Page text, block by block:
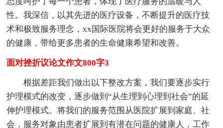
性。我深信，以其先进的医疗设备，不断提升的医疗技
术和极致服务理念，xx国际医院将会更好的服务于大众
的健康，带给更多患者的生命健康希望和改善。
面对挫折议论文作文800字3
根据差距我们做出以下整改方案，我们要逐步实行
护理模式的改变，逐步做到“从生理到心理到社会”的延
伸护理模式。将我们的服务范围从医院扩展到家庭、社
会，服务对象由患者扩展到有潜在问题的健康人，工作